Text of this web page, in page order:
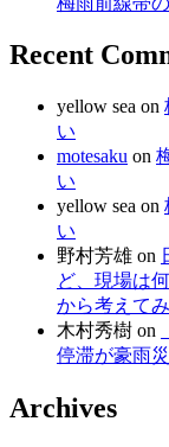
Recent
yellow sea on
い
motesaku on
い
yellow sea on
い
野村芳雄 on
ど、現場は
から考えて
木村秀樹 on
停滞が豪雨
Archives